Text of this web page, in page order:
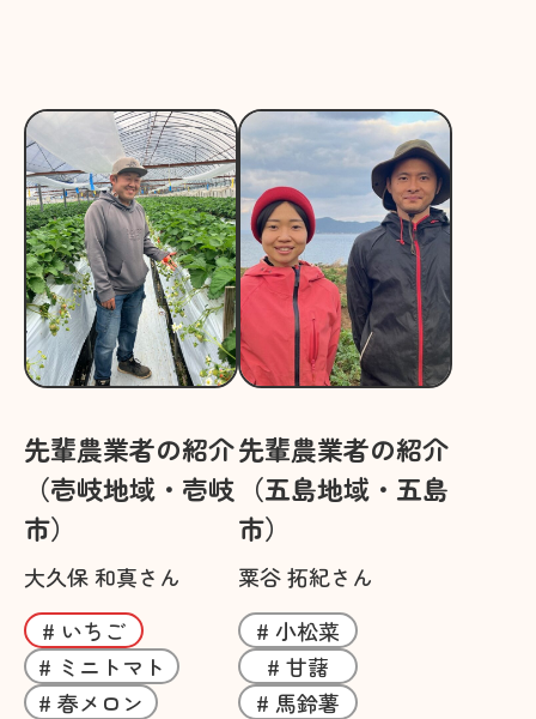
先輩農業者の紹介
（壱岐地域・壱岐
市）
大久保 和真さん
# いちご
# ミニトマト
# 春メロン
先輩農業者の紹介
（五島地域・五島
市）
粟谷 拓紀さん
# 小松菜
# 甘藷
# 馬鈴薯